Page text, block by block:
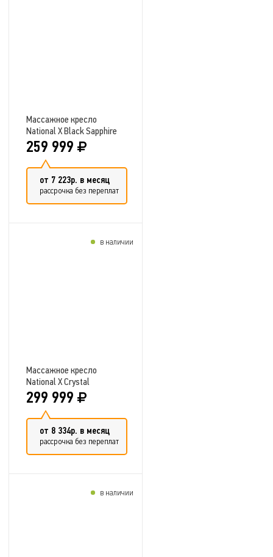
Массажное кресло
National X Black Sapphire
259 999
от 7 223р. в месяц
рассрочка без переплат
Массажное кресло
National X Crystal
299 999
от 8 334р. в месяц
рассрочка без переплат
в наличии
в наличии